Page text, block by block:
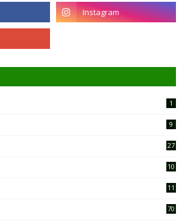
1
9
27
10
11
70